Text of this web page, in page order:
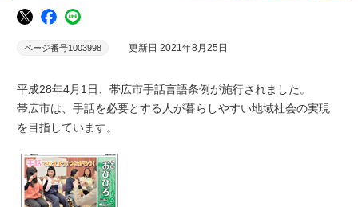
ページ番号1003998 更新日 2021年8月25日
平成28年4月1日、帯広市手話言語条例が施行されました。
帯広市は、手話を必要とする人が暮らしやすい地域社会の実現
を目指しています。